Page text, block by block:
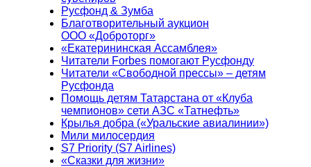
Русфонд & Зумба
Благотворительный аукцион
ООО «Доброторг»
«Екатерининская Ассамблея»
Читатели Forbes помогают Русфонду
Читатели «Свободной прессы» – детям
Русфонда
Помощь детям Татарстана от «Клуба
чемпионов» сети АЗС «Татнефть»
Крылья добра («Уральские авиалинии»)
Мили милосердия
S7 Priority (S7 Airlines)
«Сказки для жизни»